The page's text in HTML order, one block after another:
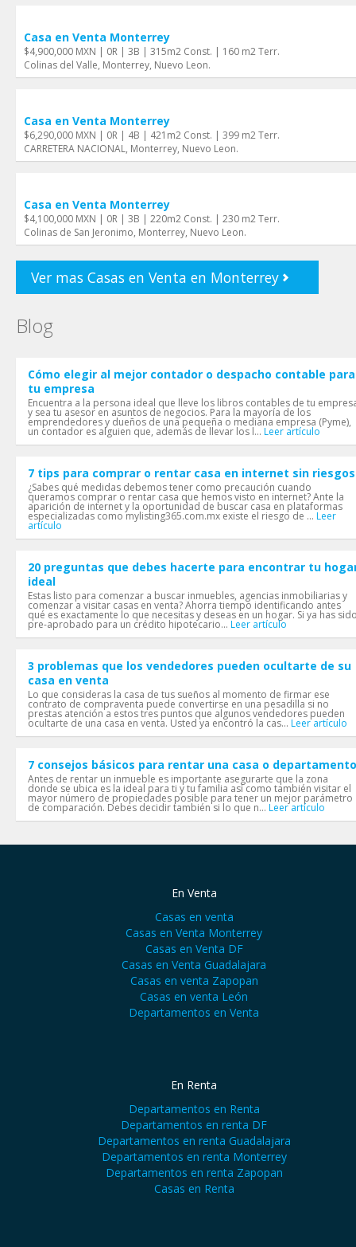
Casa en Venta Monterrey
$4,900,000 MXN | 0R | 3B | 315m2 Const. | 160 m2 Terr.
Colinas del Valle, Monterrey, Nuevo Leon.
Casa en Venta Monterrey
$6,290,000 MXN | 0R | 4B | 421m2 Const. | 399 m2 Terr.
CARRETERA NACIONAL, Monterrey, Nuevo Leon.
Casa en Venta Monterrey
$4,100,000 MXN | 0R | 3B | 220m2 Const. | 230 m2 Terr.
Colinas de San Jeronimo, Monterrey, Nuevo Leon.
Ver mas Casas en Venta en Monterrey
Blog
Cómo elegir al mejor contador o despacho contable para
tu empresa
Encuentra a la persona ideal que lleve los libros contables de tu
y sea tu asesor en asuntos de negocios. Para la mayoría de los
emprendedores y dueños de una pequeña o mediana empresa (Pyme),
un contador es alguien que, además de llevar los l... Leer artículo
7 tips para comprar o rentar casa en internet sin riesgos
¿Sabes qué medidas debemos tener como precaución cuando
queramos comprar o rentar casa que hemos visto en internet? Ante la
aparición de internet y la oportunidad de buscar casa en plataformas
especializadas como mylisting365.com.mx existe el riesgo de ... Leer
artículo
20 preguntas que debes hacerte para encontrar tu
ideal
Estas listo para comenzar a buscar inmuebles, agencias inmobiliarias y
comenzar a visitar casas en venta? Ahorra tiempo identificando antes
qué es exactamente lo que necesitas y deseas en un hogar. Si ya has
pre-aprobado para un crédito hipotecario... Leer artículo
3 problemas que los vendedores pueden ocultarte de su
casa en venta
Lo que consideras la casa de tus sueños al momento de firmar ese
contrato de compraventa puede convertirse en una pesadilla si no
prestas atención a estos tres puntos que algunos vendedores pueden
ocultarte de una casa en venta. Usted ya encontró la cas... Leer artículo
7 consejos básicos para rentar una casa o departamento
Antes de rentar un inmueble es importante asegurarte que la zona
donde se ubica es la ideal para ti y tu familia así como también visitar el
mayor número de propiedades posible para tener un mejor parámetro
de comparación. Debes decidir también si lo que n... Leer artículo
En Venta
Casas en venta
Casas en Venta Monterrey
Casas en Venta DF
Casas en Venta Guadalajara
Casas en venta Zapopan
Casas en venta León
Departamentos en Venta
En Renta
Departamentos en Renta
Departamentos en renta DF
Departamentos en renta Guadalajara
Departamentos en renta Monterrey
Departamentos en renta Zapopan
Casas en Renta